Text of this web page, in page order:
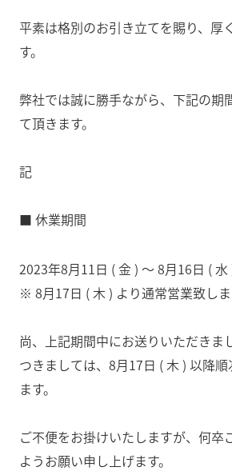
平素は格別のお引き立てを賜り、厚
す。
弊社では誠に勝手ながら、下記の期
て頂きます。
記
■ 休業期間
2023年8月11日 ( 金 ) 〜 8月16日 ( 水
※ 8月17日 ( 木 ) より通常営業致しま
尚、上記期間中にお送りいただきま
つきましては、8月17日 ( 木 ) 以降
ます。
ご不便をお掛けいたしますが、何卒
ようお願い申し上げます。